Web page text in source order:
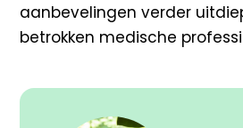
aanbevelingen verder
betrokken medische